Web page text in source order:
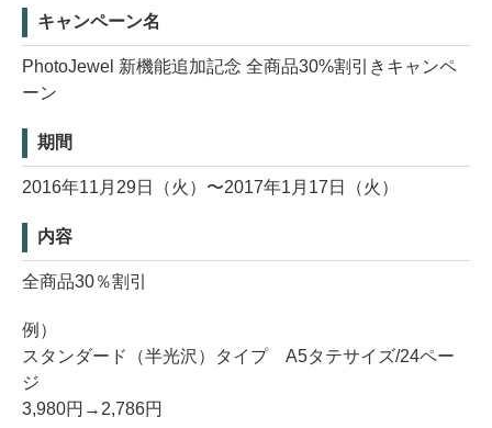
キャンペーン名
PhotoJewel 新機能追加記念 全商品30%割引きキャンペ
ーン
期間
2016年11月29日（火）〜2017年1月17日（火）
内容
全商品30％割引
例）
スタンダード（半光沢）タイプ A5タテサイズ/24ペー
ジ
3,980円→2,786円